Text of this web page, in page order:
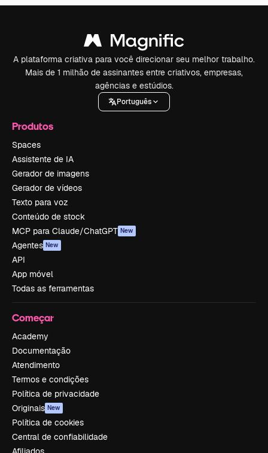
A plataforma criativa para você direcionar seu melhor trabalho.
Mais de 1 milhão de assinantes entre criativos, empresas,
agências e estúdios.
Português
Produtos
Spaces
Assistente de IA
Gerador de imagens
Gerador de vídeos
Texto para voz
Conteúdo de stock
MCP para Claude/ChatGPT New
Agentes New
API
App móvel
Todas as ferramentas
Começar
Academy
Documentação
Atendimento
Termos e condições
Política de privacidade
Originais New
Política de cookies
Central de confiabilidade